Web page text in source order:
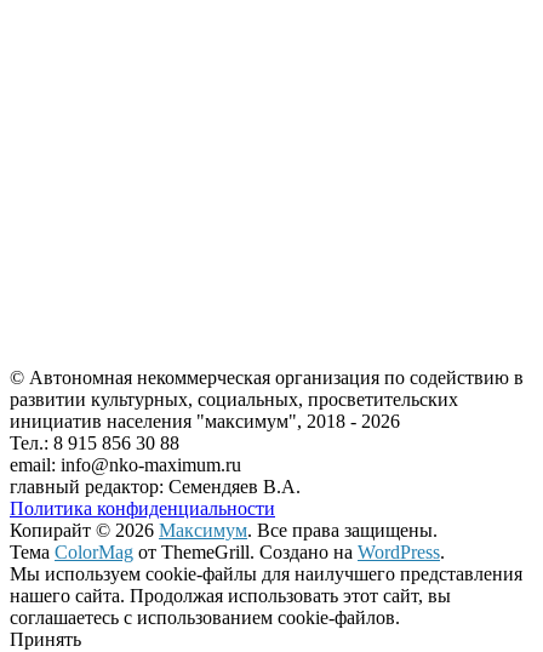
© Автономная некоммерческая организация по содействию в
развитии культурных, социальных, просветительских
инициатив населения "максимум", 2018 - 2026
Тел.: 8 915 856 30 88
email: info@nko-maximum.ru
главный редактор: Семендяев В.А.
Политика конфиденциальности
Копирайт © 2026 Максимум. Все права защищены.
Тема ColorMag от ThemeGrill. Создано на WordPress.
Мы используем cookie-файлы для наилучшего представления
нашего сайта. Продолжая использовать этот сайт, вы
соглашаетесь с использованием cookie-файлов.
Принять